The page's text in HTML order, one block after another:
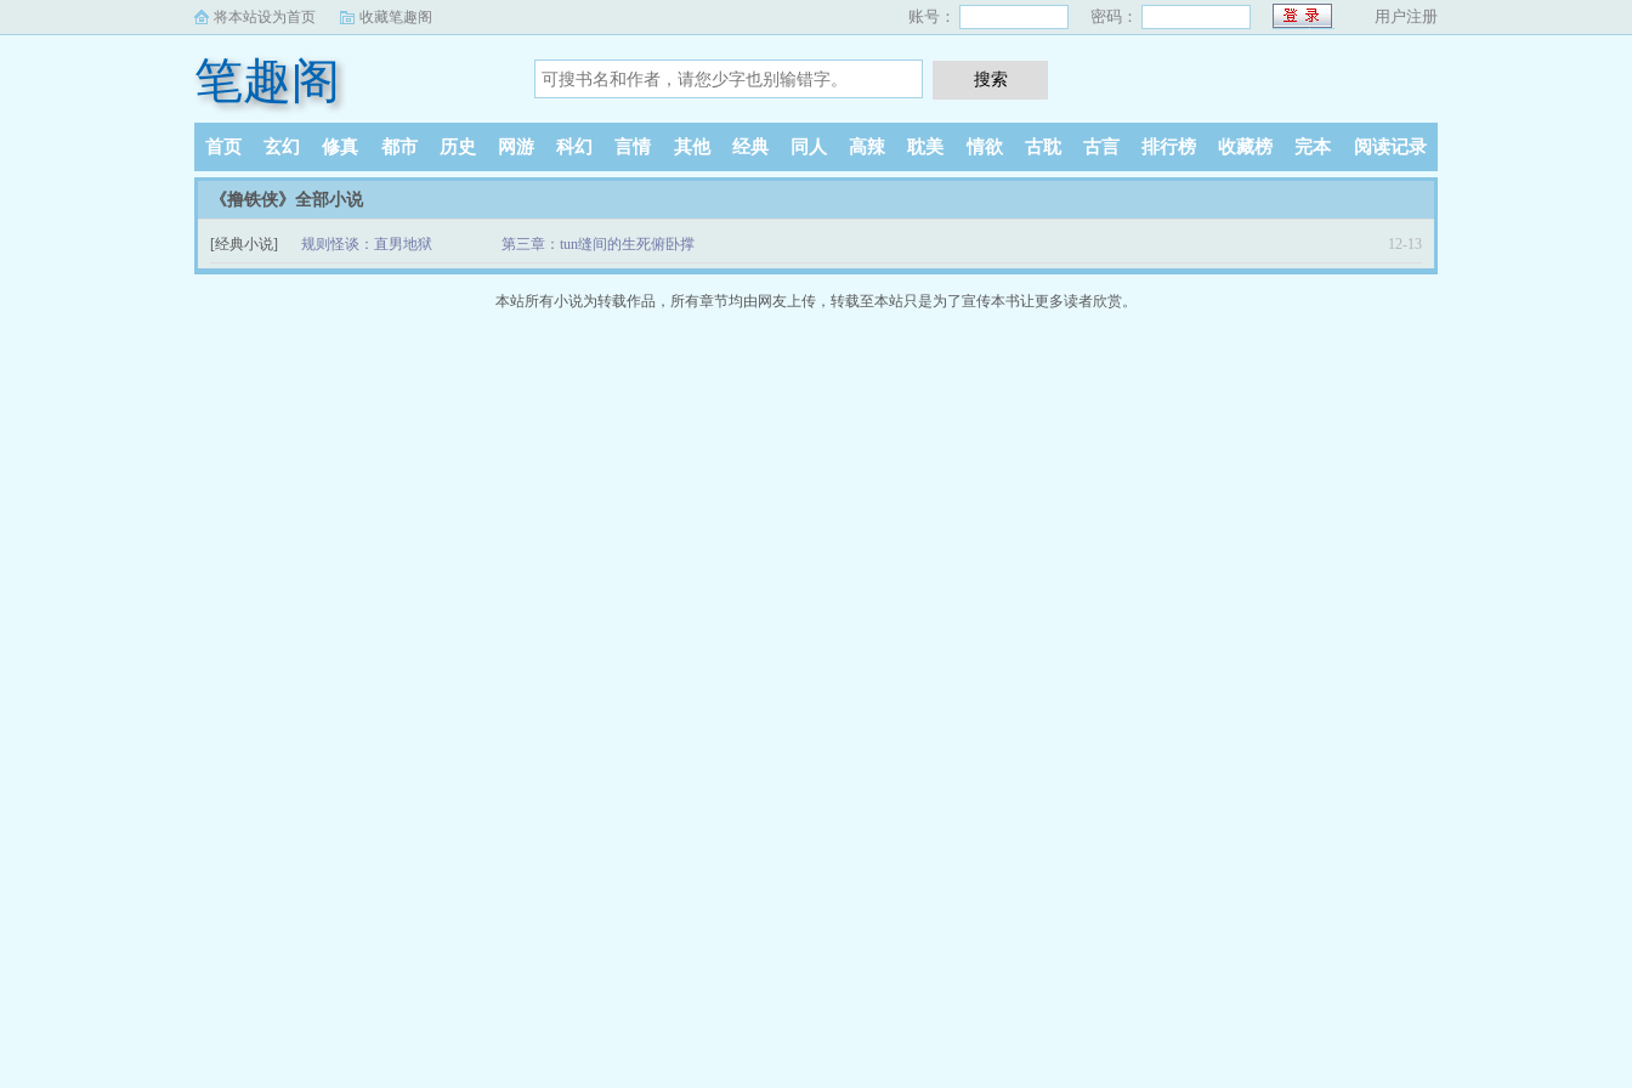
将本站设为首页 收藏笔趣阁 账号： 密码： 用户注册
笔趣阁
首页 玄幻 修真 都市 历史 网游 科幻 言情 其他 经典 同人 高辣 耽美 情欲 古耽 古言 排行榜 收藏榜 完本 阅读记录
《撸铁侠》全部小说
[经典小说] 规则怪谈：直男地狱 第三章：tun缝间的生死俯卧撑 12-13
本站所有小说为转载作品，所有章节均由网友上传，转载至本站只是为了宣传本书让更多读者欣赏。